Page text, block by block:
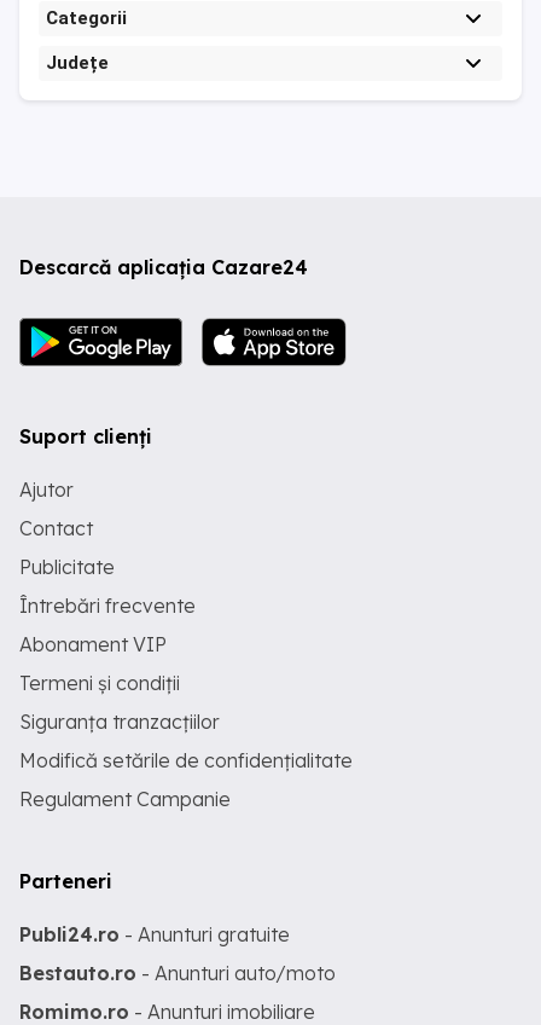
Categorii
Județe
Descarcă aplicația Cazare24
Suport clienți
Ajutor
Contact
Publicitate
Întrebări frecvente
Abonament VIP
Termeni și condiții
Siguranța tranzacțiilor
Modifică setările de confidențialitate
Regulament Campanie
Parteneri
Publi24.ro - Anunturi gratuite
Bestauto.ro - Anunturi auto/moto
Romimo.ro - Anunturi imobiliare